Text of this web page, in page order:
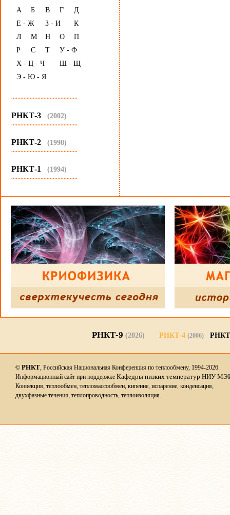
А Б В Г
Д
Е - Ж
З - И
К
Л
М Н О
П
Р
С Т
У - Ф
Х - Ц - Ч
Ш - Щ
Э - Ю - Я
...........................................
РНКТ-3 (2002)
...........................................
РНКТ-2 (1998)
...........................................
РНКТ-1 (1994)
...........................................
РНКТ-9 (2026) РНКТ-4 (2006)
© РНКТ, Российская Национальная Конференция по теплообмену, 1994-2026.
Информационный сайт при поддержке Кафедры низких температур НИУ
Конвекция, теплообмен, тепломассообмен, кипение, испарение, конденсация,
двухфазные течения, теплопроводность, теплоизоляция.